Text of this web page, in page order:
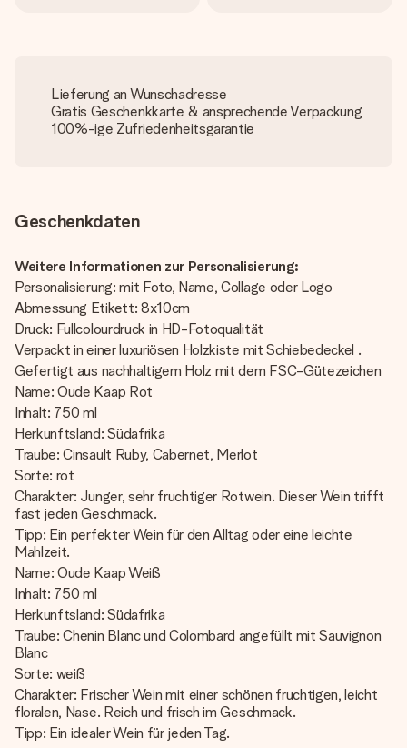
Lieferung an Wunschadresse
Gratis Geschenkkarte & ansprechende Verpackung
100%-ige Zufriedenheitsgarantie
Geschenkdaten
Weitere Informationen zur Personalisierung:
Personalisierung: mit Foto, Name, Collage oder Logo
Abmessung Etikett: 8x10cm
Druck: Fullcolourdruck in HD-Fotoqualität
Verpackt in einer luxuriösen Holzkiste mit Schiebedeckel .
Gefertigt aus nachhaltigem Holz mit dem FSC-Gütezeichen
Name: Oude Kaap Rot
Inhalt: 750 ml
Herkunftsland: Südafrika
Traube: Cinsault Ruby, Cabernet, Merlot
Sorte: rot
Charakter: Junger, sehr fruchtiger Rotwein. Dieser Wein trifft
fast jeden Geschmack.
Tipp: Ein perfekter Wein für den Alltag oder eine leichte
Mahlzeit.
Name: Oude Kaap Weiß
Inhalt: 750 ml
Herkunftsland: Südafrika
Traube: Chenin Blanc und Colombard angefüllt mit Sauvignon
Blanc
Sorte: weiß
Charakter: Frischer Wein mit einer schönen fruchtigen, leicht
floralen, Nase. Reich und frisch im Geschmack.
Tipp: Ein idealer Wein für jeden Tag.